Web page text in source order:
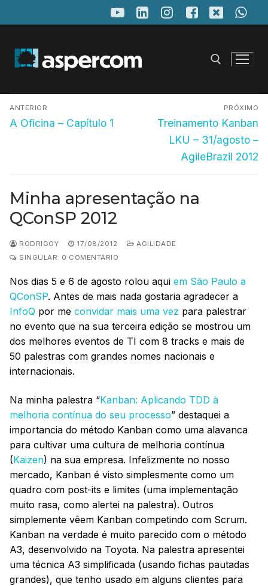
para
conteúdo
Pesquisar por:
Navegação
de
ANTERIOR
Post
A Oficina – Capítulo 1
PRÓXIMO
Próximo
post:
Treinamento Kanban
LKU – 31/agosto –
AgileBrazil 2012
Minha apresentação na
QConSP 2012
RODRIGOY 17/08/2012
AGILIDADE
SINGULAR: 0 COMENTÁRIO
Nos dias 5 e 6 de agosto rolou aqui em São Paulo a
QConSP. Antes de mais nada gostaria agradecer a
InfoQ por me convidar mais uma vez para palestrar
no evento que na sua terceira edição se mostrou um
dos melhores eventos de TI com 8 tracks e mais de
50 palestras com grandes nomes nacionais e
internacionais.
Na minha palestra “Kanban: Aplicando TDD à
melhoria contínua do seu processo” destaquei a
importancia do método Kanban como uma alavanca
para cultivar uma cultura de melhoria contínua
(Kaizen) na sua empresa. Infelizmente no nosso
mercado, Kanban é visto simplesmente como um
quadro com post-its e limites (uma implementação
muito rasa, como alertei na palestra). Outros
simplemente vêem Kanban competindo com Scrum.
Kanban na verdade é muito parecido com o método
A3, desenvolvido na Toyota. Na palestra apresentei
uma técnica A3 simplificada (usando fichas pautadas
grandes), que tenho usado em alguns clientes para